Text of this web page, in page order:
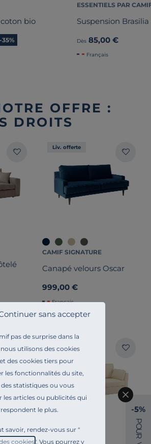
pas de surprise dans la
utilisons des cookies
des cookies tiers pour
les fonctionnalités du site,
statistiques ou vous
les articles ou publicités qui
le plus.
savoir, rendez-vous sur "
cookies". Vous pourrez y
sans accepter
bio
-35%
ESSENTIELS PAR
Suspension
Dès 85,00 €
Français
OFFRE :
DROITS
Liv. offerte
CAMIF SIGNATURE
Canapé velours Oscar
999,00 €
Français
-5%
P
O
U
R